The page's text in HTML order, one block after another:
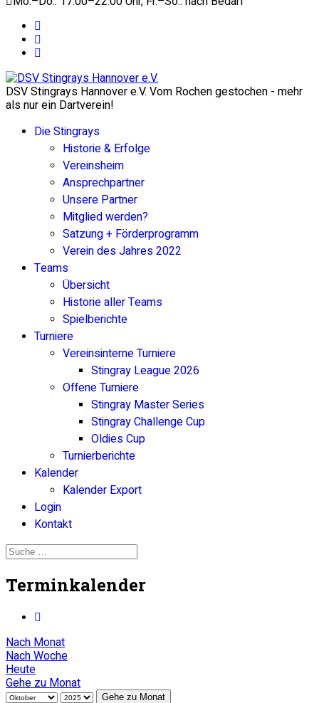
DSV Stingrays Hannover e.V. Vom Rochen gestochen - mehr
als nur ein Dartverein!
Die Stingrays
Historie & Erfolge
Vereinsheim
Ansprechpartner
Unsere Partner
Mitglied werden?
Satzung + Förderprogramm
Verein des Jahres 2022
Teams
Übersicht
Historie aller Teams
Spielberichte
Turniere
Vereinsinterne Turniere
Stingray League 2026
Offene Turniere
Stingray Master Series
Stingray Challenge Cup
Oldies Cup
Turnierberichte
Kalender
Kalender Export
Login
Kontakt
Terminkalender
Nach Monat
Nach Woche
Heute
Gehe zu Monat
Gehe zu Monat